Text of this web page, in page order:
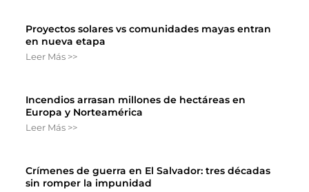
Proyectos solares vs comunidades mayas entran
en nueva etapa
Leer Más >>
Incendios arrasan millones de hectáreas en
Europa y Norteamérica
Leer Más >>
Crímenes de guerra en El Salvador: tres décadas
sin romper la impunidad